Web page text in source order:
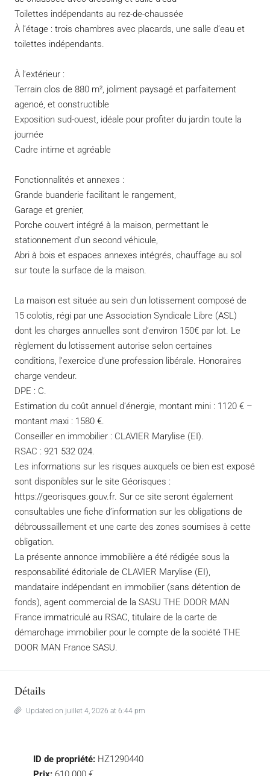
Toilettes indépendants au rez-de-chaussée
À l’étage : trois chambres avec placards, une salle d’eau et
toilettes indépendants.
À l’extérieur :
Terrain clos de 880 m², joliment paysagé et parfaitement
agencé, et constructible
Exposition sud-ouest, idéale pour profiter du jardin toute la
journée
Cadre intime et agréable
Fonctionnalités et annexes :
Grande buanderie facilitant le rangement,
Garage et grenier,
Porche couvert intégré à la maison, permettant le
stationnement d’un second véhicule,
Abri à bois et espaces annexes intégrés, chauffage au sol
sur toute la surface de la maison.
La maison est située au sein d’un lotissement composé de
15 colotis, régi par une Association Syndicale Libre (ASL)
dont les charges annuelles sont d’environ 150€ par lot. Le
règlement du lotissement autorise selon certaines
conditions, l’exercice d’une profession libérale. Honoraires
charge vendeur.
DPE : C.
Estimation du coût annuel d’énergie, montant mini : 1120 € –
montant maxi : 1580 €.
Conseiller en immobilier : CLAVIER Marylise (EI).
RSAC : 921 532 024.
Les informations sur les risques auxquels ce bien est exposé
sont disponibles sur le site Géorisques :
https://georisques.gouv.fr. Sur ce site seront également
consultables une fiche d’information sur les obligations de
débroussaillement et une carte des zones soumises à cette
obligation.
La présente annonce immobilière a été rédigée sous la
responsabilité éditoriale de CLAVIER Marylise (EI),
mandataire indépendant en immobilier (sans détention de
fonds), agent commercial de la SASU THE DOOR MAN
France immatriculé au RSAC, titulaire de la carte de
démarchage immobilier pour le compte de la société THE
DOOR MAN France SASU.
Détails
Updated on juillet 4, 2026 at 6:44 pm
ID de propriété: HZ1290440